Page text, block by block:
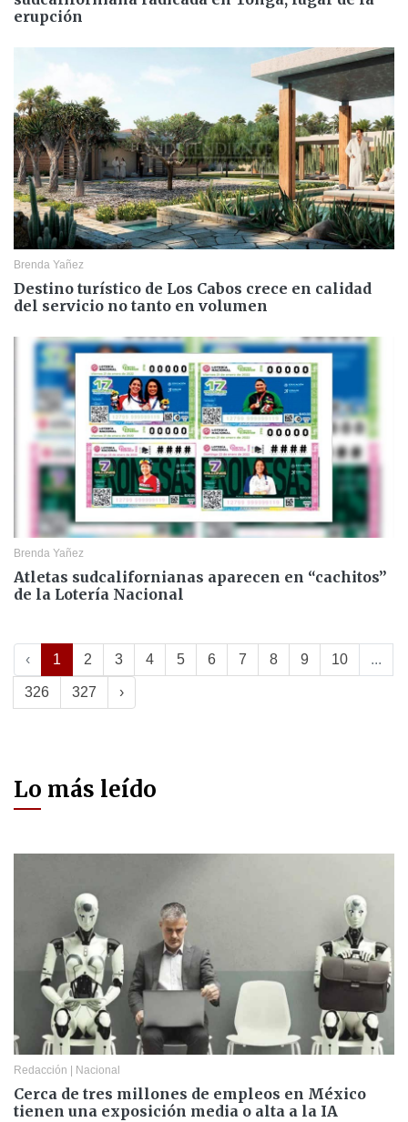
erupción
Brenda Yañez
Destino turístico de Los Cabos crece en calidad
del servicio no tanto en volumen
Brenda Yañez
Atletas sudcalifornianas aparecen en “cachitos”
de la Lotería Nacional
‹ 1 2 3 4 5 6 7 8 9 10 ...
326 327 ›
Lo más leído
Redacción Nacional
Cerca de tres millones de empleos en México
tienen una exposición media o alta a la IA